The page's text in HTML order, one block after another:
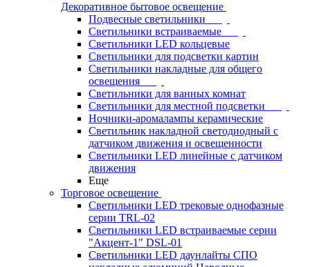
Декоративное бытовое освещение
Подвесные светильники
Светильники встраиваемые
Светильники LED кольцевые
Светильники для подсветки картин
Светильники накладные для общего
освещения
Светильники для ванных комнат
Светильники для местной подсветки
Ночники-аромалампы керамические
Светильник накладной светодиодный с
датчиком движения и освещенности
Светильники LED линейные с датчиком
движения
Еще
Торговое освещение
Светильники LED трековые однофазные
серии TRL-02
Светильники LED встраиваемые серии
"Акцент-1" DSL-01
Светильники LED даунлайты СПО